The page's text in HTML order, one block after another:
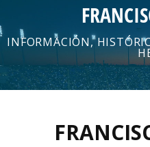
INFORMACIÓN,